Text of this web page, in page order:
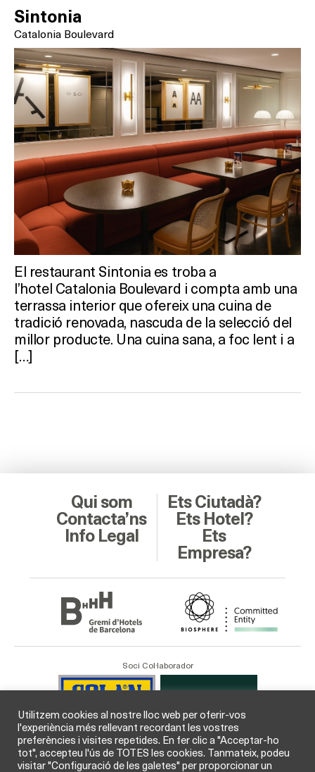
Sintonia
Catalonia Boulevard
El restaurant Sintonia es troba a
l’hotel Catalonia Boulevard i compta amb una
terrassa interior que ofereix una cuina de
tradició renovada, nascuda de la selecció del
millor producte. Una cuina sana, a foc lent i a
[…]
Qui som
Contacta’ns
Info Legal
Ets Ciutadà?
Ets Hotel?
Ets
Empresa?
Soci Col·laborador
Utilitzem cookies al nostre lloc web per oferir-vos
l'experiència més rellevant recordant les vostres
preferències i visites repetides. En fer clic a "Acceptar-ho
tot", accepteu l'ús de TOTES les cookies. Tanmateix, podeu
visitar "Configuració de les galetes" per proporcionar un